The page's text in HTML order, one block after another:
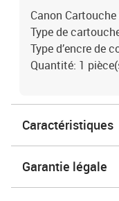
Canon
Type de
Type d’encre de
Quantité: 1
Caractéristiques
Garantie légale